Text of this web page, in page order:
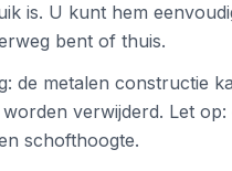
is. U kunt hem
bent of thuis.
de metalen constructie
verwijderd. Let
schofthoogte.